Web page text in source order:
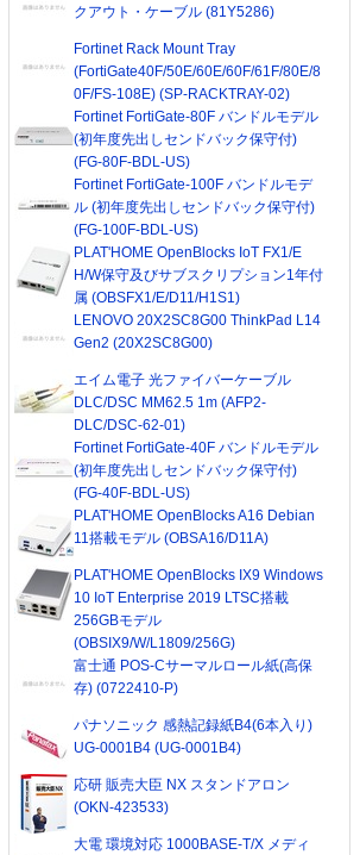
クアウト・ケーブル (81Y5286)
Fortinet Rack Mount Tray
(FortiGate40F/50E/60E/60F/61F/80E/8
0F/FS-108E) (SP-RACKTRAY-02)
Fortinet FortiGate-80F バンドルモデル
(初年度先出しセンドバック保守付)
(FG-80F-BDL-US)
Fortinet FortiGate-100F バンドルモデ
ル (初年度先出しセンドバック保守付)
(FG-100F-BDL-US)
PLAT'HOME OpenBlocks IoT FX1/E
H/W保守及びサブスクリプション1年付
属 (OBSFX1/E/D11/H1S1)
LENOVO 20X2SC8G00 ThinkPad L14
Gen2 (20X2SC8G00)
エイム電子 光ファイバーケーブル
DLC/DSC MM62.5 1m (AFP2-
DLC/DSC-62-01)
Fortinet FortiGate-40F バンドルモデル
(初年度先出しセンドバック保守付)
(FG-40F-BDL-US)
PLAT'HOME OpenBlocks A16 Debian
11搭載モデル (OBSA16/D11A)
PLAT'HOME OpenBlocks IX9 Windows
10 IoT Enterprise 2019 LTSC搭載
256GBモデル
(OBSIX9/W/L1809/256G)
富士通 POS-Cサーマルロール紙(高保
存) (0722410-P)
パナソニック 感熱記録紙B4(6本入り)
UG-0001B4 (UG-0001B4)
応研 販売大臣 NX スタンドアロン
(OKN-423533)
大電 環境対応 1000BASE-T/X メディ